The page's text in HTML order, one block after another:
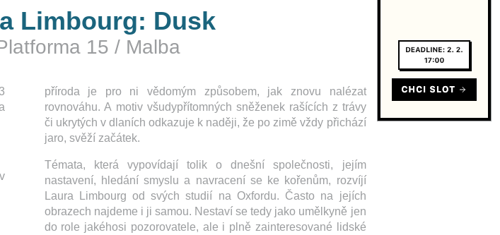
Limbourg: Dusk
15 / Malba
příroda je pro ni vědomým způsobem, jak znovu nalézat
rovnováhu. A motiv všudypřítomných sněženek rašících z trávy
či ukrytých v dlaních odkazuje k naději, že po zimě vždy přichází
jaro, svěží začátek.
Témata, která vypovídají tolik o dnešní společnosti, jejím
nastavení, hledání smyslu a navracení se ke kořenům, rozvíjí
Laura Limbourg od svých studií na Oxfordu. Často na jejích
obrazech najdeme i ji samou. Nestaví se tedy jako umělkyně jen
do role jakéhosi pozorovatele, ale i plně zainteresované lidské